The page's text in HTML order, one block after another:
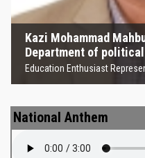
Kazi Mohammad
Department of
Education Enthusiast
National Anthem